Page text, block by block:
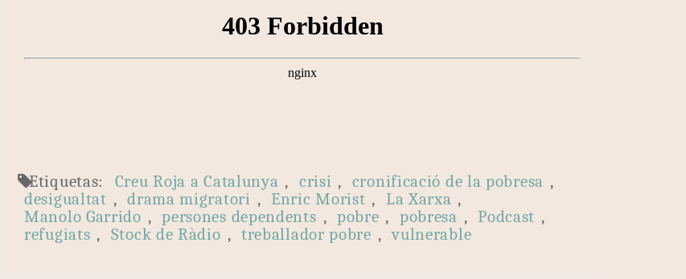
Etiquetas: Creu Roja a Catalunya , crisi , cronificació de la pobresa ,
desigualtat , drama migratori , Enric Morist , La Xarxa ,
Manolo Garrido , persones dependents , pobre , pobresa , Podcast ,
refugiats , Stock de Ràdio , treballador pobre , vulnerable